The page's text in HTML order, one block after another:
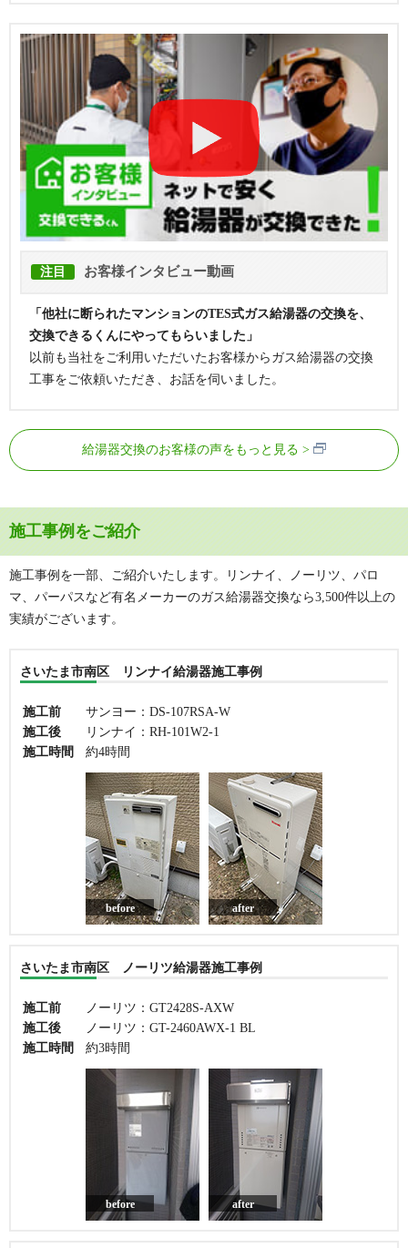
注目 お客様インタビュー動画
「他社に断られたマンションのTES式ガス給湯器の交換を、
交換できるくんにやってもらいました」
以前も当社をご利用いただいたお客様からガス給湯器の交換
工事をご依頼いただき、お話を伺いました。
給湯器交換のお客様の声をもっと見る
施工事例をご紹介
施工事例を一部、ご紹介いたします。リンナイ、ノーリツ、パロ
マ、パーパスなど有名メーカーのガス給湯器交換なら3,500件以上の
実績がございます。
さいたま市南区 リンナイ給湯器施工事例
施工前
サンヨー：DS-107RSA-W
施工後
リンナイ：RH-101W2-1
施工時間
約4時間
before after
さいたま市南区 ノーリツ給湯器施工事例
施工前
ノーリツ：GT2428S-AXW
施工後
ノーリツ：GT-2460AWX-1 BL
施工時間
約3時間
before after